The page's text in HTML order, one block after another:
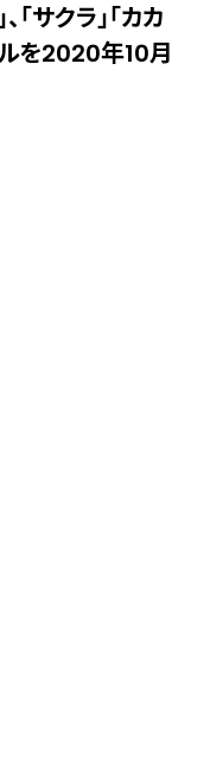
「サクラ」「カカ
を2020年10月